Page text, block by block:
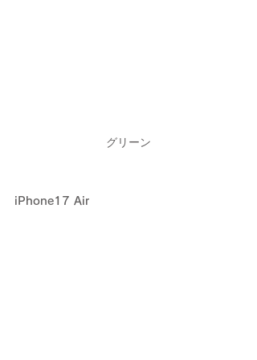
グリーン
iPhone17 Air